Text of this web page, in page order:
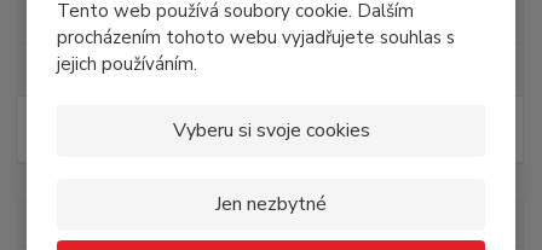
Tento web používá soubory cookie. Dalším
procházením tohoto webu vyjadřujete souhlas s
jejich používáním.
Vyberu si svoje cookies
Jen nezbytné
Koupit